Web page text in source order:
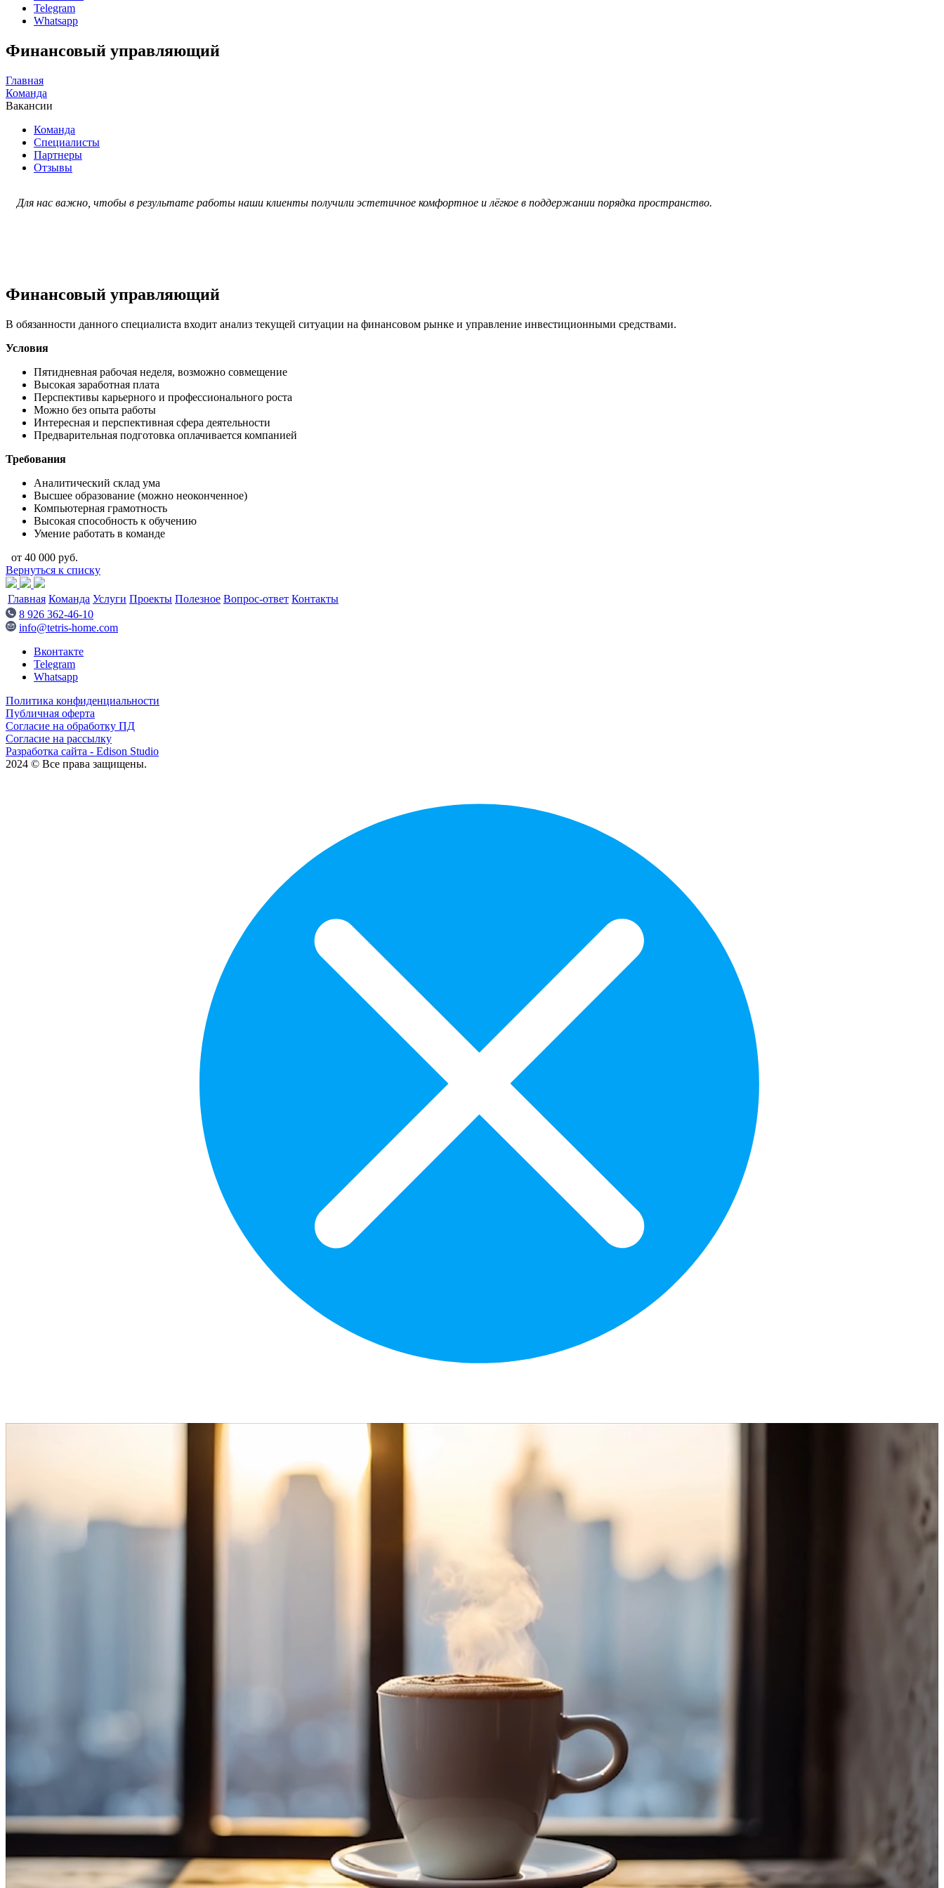
Telegram
Whatsapp
Финансовый управляющий
Главная
Команда
Вакансии
Команда
Специалисты
Партнеры
Отзывы
Для нас важно, чтобы в результате работы наши клиенты получили эстетичное комфортное и лёгкое в поддержании порядка пространство.
Финансовый управляющий
В обязанности данного специалиста входит анализ текущей ситуации на финансовом рынке и управление инвестиционными средствами.
Условия
Пятидневная рабочая неделя, возможно совмещение
Высокая заработная плата
Перспективы карьерного и профессионального роста
Можно без опыта работы
Интересная и перспективная сфера деятельности
Предварительная подготовка оплачивается компанией
Требования
Аналитический склад ума
Высшее образование (можно неоконченное)
Компьютерная грамотность
Высокая способность к обучению
Умение работать в команде
от 40 000 руб.
Вернуться к списку
Главная Команда Услуги Проекты Полезное Вопрос-ответ Контакты
8 926 362-46-10
info@tetris-home.com
Вконтакте
Telegram
Whatsapp
Политика конфиденциальности
Публичная оферта
Согласие на обработку ПД
Согласие на рассылку
Разработка сайта - Edison Studio
2024 © Все права защищены.